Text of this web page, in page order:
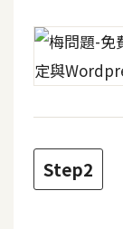
R
W
網
後
端
Step2